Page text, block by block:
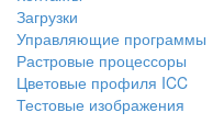
Загрузки
Управляющие программы
Растровые процессоры
Цветовые профиля ICC
Тестовые изображения